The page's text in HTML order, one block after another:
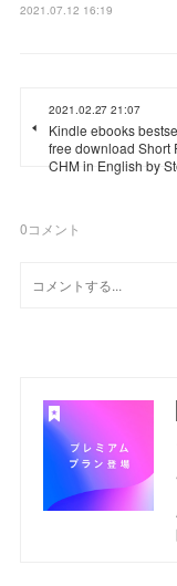
2021.07.12 16:19
2021.02.27 21:07
Kindle ebooks
free download Short
CHM in English by
0コメント